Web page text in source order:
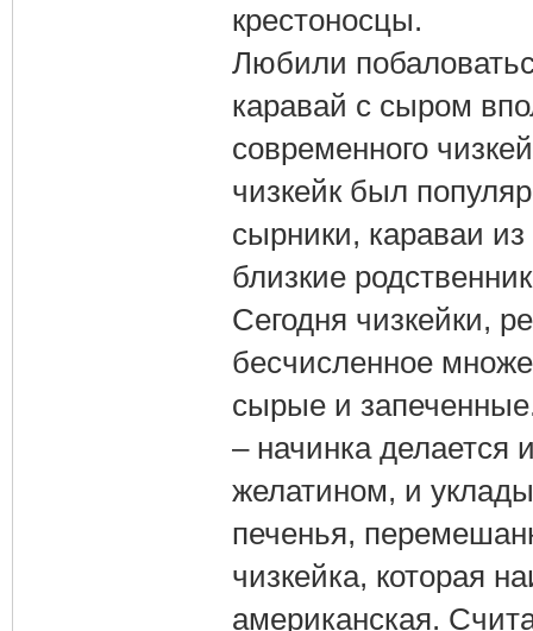
крестоносцы.
Любили
каравай с сыром
современного
чизкейк был
сырники, караваи
близкие
Сегодня чизкейки,
бесчисленное
сырые и
– начинка делается
желатином, и
печенья,
чизкейка, которая
американская.